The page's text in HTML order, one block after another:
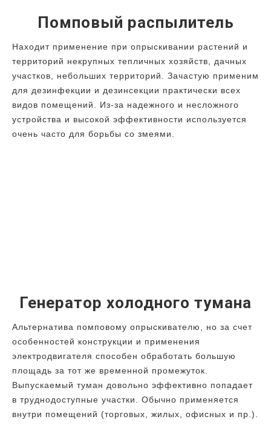
Помповый распылитель
Находит применение при опрыскивании растений и
территорий некрупных тепличных хозяйств, дачных
участков, небольших территорий. Зачастую применим
для дезинфекции и дезинсекции практически всех
видов помещений. Из-за надежного и несложного
устройства и высокой эффективности используется
очень часто для борьбы со змеями.
Генератор холодного тумана
Альтернатива помповому опрыскивателю, но за счет
особенностей конструкции и применения
электродвигателя способен обработать большую
площадь за тот же временной промежуток.
Выпускаемый туман довольно эффективно попадает
в труднодоступные участки. Обычно применяется
внутри помещений (торговых, жилых, офисных и пр.).